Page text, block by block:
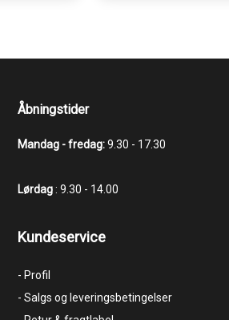
Åbningstider
Mandag - fredag:9.30 - 17.30
Lørdag: 9.30 - 14.00
Kundeservice
- Profil
- Salgs og leveringsbetingelser